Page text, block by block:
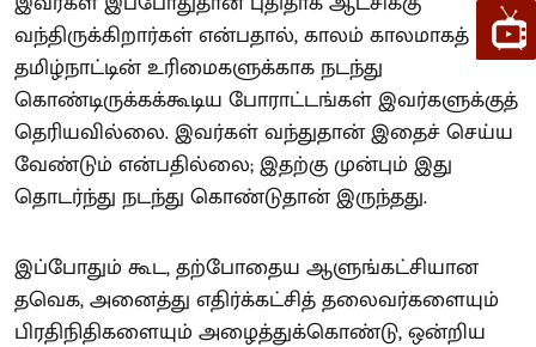
வந்திருக்கிறார்கள் என்பதால், காலம் காலமாகத்
தமிழ்நாட்டின் உரிமைகளுக்காக நடந்து
கொண்டிருக்கக்கூடிய போராட்டங்கள் இவர்களுக்குத்
தெரியவில்லை. இவர்கள் வந்துதான் இதைச் செய்ய
வேண்டும் என்பதில்லை; இதற்கு முன்பும் இது
தொடர்ந்து நடந்து கொண்டுதான் இருந்தது.
இப்போதும் கூட, தற்போதைய ஆளுங்கட்சியான
தவெக, அனைத்து எதிர்க்கட்சித் தலைவர்களையும்
பிரதிநிதிகளையும் அழைத்துக்கொண்டு, ஒன்றிய